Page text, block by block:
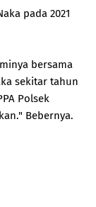
pada 2021
bersama
sekitar tahun
Polsek
Bebernya.